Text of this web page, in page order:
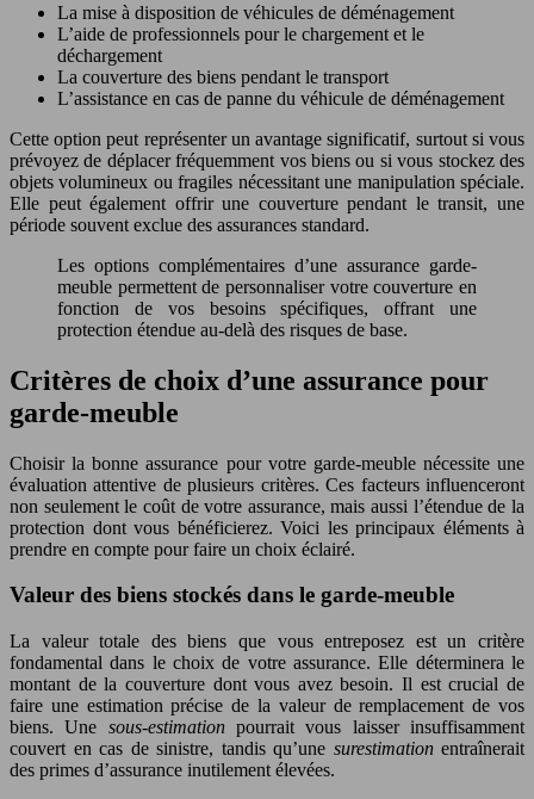
La mise à disposition de véhicules de déménagement
L’aide de professionnels pour le chargement et le
déchargement
La couverture des biens pendant le transport
L’assistance en cas de panne du véhicule de déménagement
Cette option peut représenter un avantage significatif, surtout si vous
prévoyez de déplacer fréquemment vos biens ou si vous stockez des
objets volumineux ou fragiles nécessitant une manipulation spéciale.
Elle peut également offrir une couverture pendant le transit, une
période souvent exclue des assurances standard.
Les options complémentaires d’une assurance garde-
meuble permettent de personnaliser votre couverture en
fonction de vos besoins spécifiques, offrant une
protection étendue au-delà des risques de base.
Critères de choix d’une assurance pour
garde-meuble
Choisir la bonne assurance pour votre garde-meuble nécessite une
évaluation attentive de plusieurs critères. Ces facteurs influenceront
non seulement le coût de votre assurance, mais aussi l’étendue de la
protection dont vous bénéficierez. Voici les principaux éléments à
prendre en compte pour faire un choix éclairé.
Valeur des biens stockés dans le garde-meuble
La valeur totale des biens que vous entreposez est un critère
fondamental dans le choix de votre assurance. Elle déterminera le
montant de la couverture dont vous avez besoin. Il est crucial de
faire une estimation précise de la valeur de remplacement de vos
biens. Une sous-estimationpourrait vous laisser insuffisamment
couvert en cas de sinistre, tandis qu’une surestimation entraînerait
des primes d’assurance inutilement élevées.